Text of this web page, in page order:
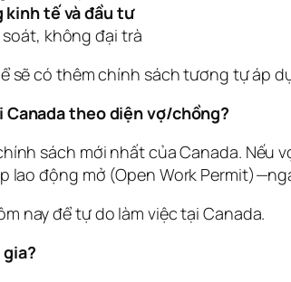
kinh tế và đầu tư
không đại trà
sẽ có thêm chính sách tương tự áp
Canada theo diện vợ/chồng?
sách mới nhất của Canada. Nếu
lao động mở (Open Work
nay để tự do làm việc tại Canada.